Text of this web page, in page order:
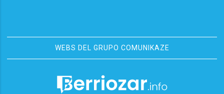
WEBS DEL GRUPO COMUNIKAZE